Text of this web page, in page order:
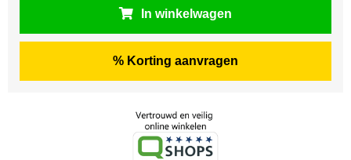
In winkelwagen
% Korting aanvragen